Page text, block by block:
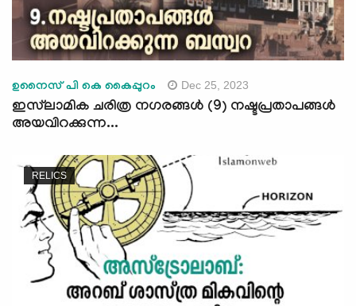
ഉനൈസ് പി കെ കൈപ്പുറം Dec 25, 2023
ഇസ്‌ലാമിക ചരിത്ര നഗരങ്ങള്‍ (9) നഷ്ടപ്രതാപങ്ങള്‍
അയവിറക്കുന്ന...
RELICS